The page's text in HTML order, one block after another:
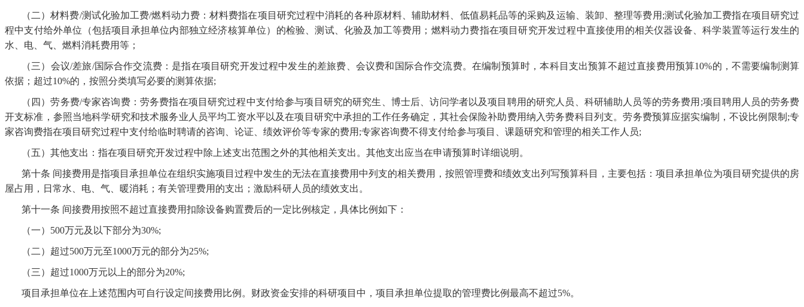
（二）材料费/测试化验加工费/燃料动力费：材料费指在项目研究过程中消耗的各种原材料、辅助材料、低值易耗品等的采购及运输、装卸、整理等费用;测试化验加工费指在项目研究过
程中支付给外单位（包括项目承担单位内部独立经济核算单位）的检验、测试、化验及加工等费用；燃料动力费指在项目研究开发过程中直接使用的相关仪器设备、科学装置等运行发生的
水、电、气、燃料消耗费用等；
（三）会议/差旅/国际合作交流费：是指在项目研究开发过程中发生的差旅费、会议费和国际合作交流费。在编制预算时，本科目支出预算不超过直接费用预算10%的，不需要编制测算
依据；超过10%的，按照分类填写必要的测算依据;
（四）劳务费/专家咨询费：劳务费指在项目研究过程中支付给参与项目研究的研究生、博士后、访问学者以及项目聘用的研究人员、科研辅助人员等的劳务费用;项目聘用人员的劳务费
开支标准，参照当地科学研究和技术服务业人员平均工资水平以及在项目研究中承担的工作任务确定，其社会保险补助费用纳入劳务费科目列支。劳务费预算应据实编制，不设比例限制;专
家咨询费指在项目研究过程中支付给临时聘请的咨询、论证、绩效评价等专家的费用;专家咨询费不得支付给参与项目、课题研究和管理的相关工作人员;
（五）其他支出：指在项目研究开发过程中除上述支出范围之外的其他相关支出。其他支出应当在申请预算时详细说明。
第十条 间接费用是指项目承担单位在组织实施项目过程中发生的无法在直接费用中列支的相关费用，按照管理费和绩效支出列写预算科目，主要包括：项目承担单位为项目研究提供的房
屋占用，日常水、电、气、暖消耗；有关管理费用的支出；激励科研人员的绩效支出。
第十一条 间接费用按照不超过直接费用扣除设备购置费后的一定比例核定，具体比例如下：
（一） 500万元及以下部分为30%;
（二）超过500万元至1000万元的部分为25%;
（三）超过1000万元以上的部分为20%;
项目承担单位在上述范围内可自行设定间接费用比例。财政资金安排的科研项目中，项目承担单位提取的管理费比例最高不超过5%。